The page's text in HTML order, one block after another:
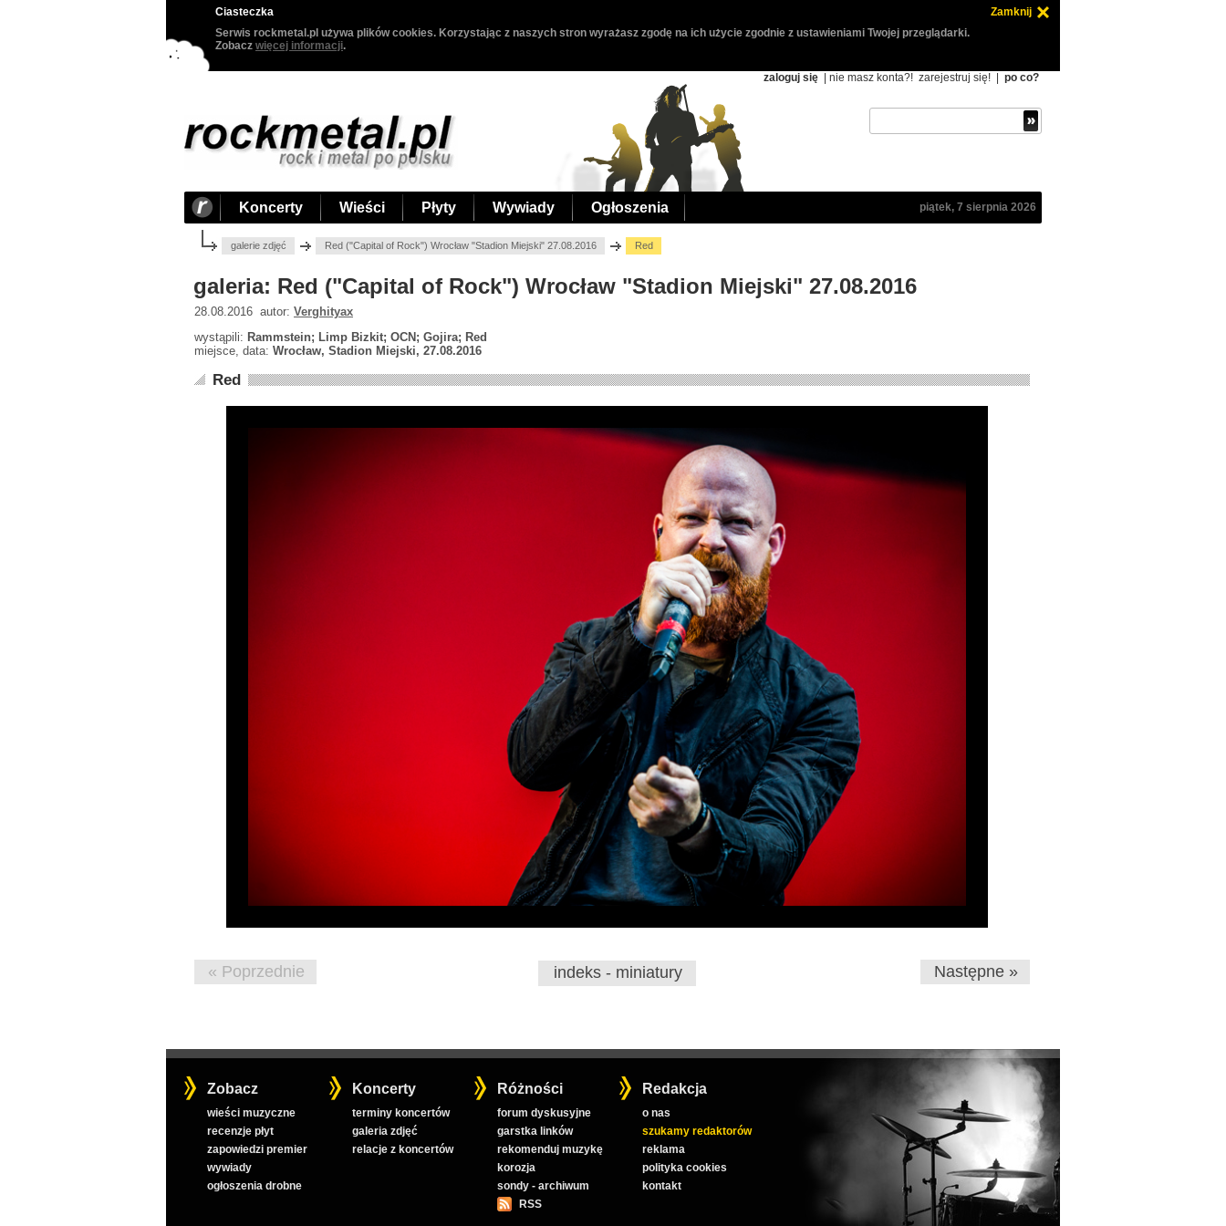
Ciasteczka
Zamknij
Serwis rockmetal.pl używa plików cookies. Korzystając z naszych stron wyrażasz zgodę na ich użycie zgodnie z ustawieniami Twojej przeglądarki.
Zobacz więcej informacji.
zaloguj się | nie masz konta?! zarejestruj się! po co?
Koncerty Wieści Płyty Wywiady Ogłoszenia piątek, 7 sierpnia 2026
galerie zdjęć Red ("Capital of Rock") Wrocław "Stadion Miejski" 27.08.2016 Red
galeria: Red ("Capital of Rock") Wrocław "Stadion Miejski" 27.08.2016
28.08.2016 autor: Verghityax
wystąpili: Rammstein; Limp Bizkit; OCN; Gojira; Red
miejsce, data: Wrocław, Stadion Miejski, 27.08.2016
Red
« Poprzednie indeks - miniatury Następne »
Zobacz
wieści muzyczne
recenzje płyt
zapowiedzi premier
wywiady
ogłoszenia drobne
Koncerty
terminy koncertów
galeria zdjęć
relacje z koncertów
Różności
forum dyskusyjne
garstka linków
rekomenduj muzykę
korozja
sondy - archiwum
RSS
Redakcja
o nas
szukamy redaktorów
reklama
polityka cookies
kontakt